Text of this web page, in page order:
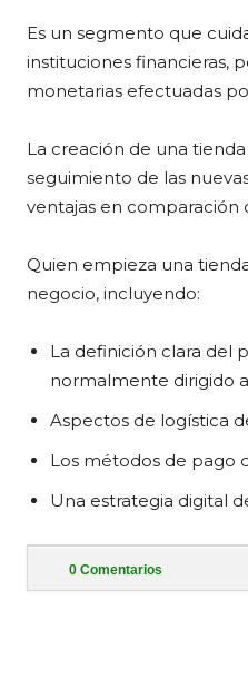
Es un segmento que
instituciones financieras,
monetarias efectuadas
La creación de una
seguimiento de las
ventajas en comparación
Quien empieza una
negocio, incluyendo:
La definición clara del
normalmente dirigido
Aspectos de logística
Los métodos de pago
Una estrategia digital
0 Comentarios